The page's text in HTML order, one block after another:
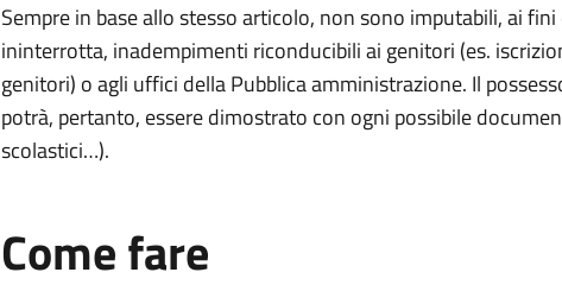
Sempre in base allo stesso articolo, non sono imputabili, ai
ininterrotta, inadempimenti riconducibili ai genitori (es.
genitori) o agli uffici della Pubblica amministrazione. Il
potrà, pertanto, essere dimostrato con ogni possibile
scolastici…).
Come fare